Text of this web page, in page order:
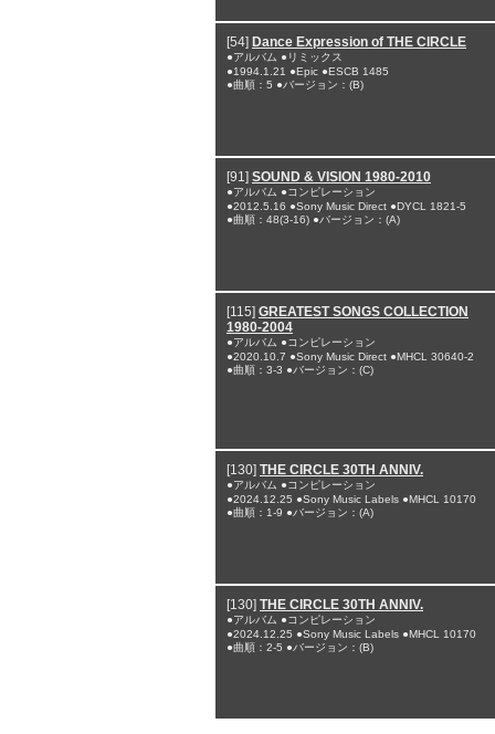
[54] Dance Expression of THE CIRCLE
●アルバム ●リミックス
●1994.1.21 ●Epic ●ESCB 1485
●曲順：5 ●バージョン：(B)
[91] SOUND & VISION 1980-2010
●アルバム ●コンピレーション
●2012.5.16 ●Sony Music Direct ●DYCL 1821-5
●曲順：48(3-16) ●バージョン：(A)
[115] GREATEST SONGS COLLECTION
1980-2004
●アルバム ●コンピレーション
●2020.10.7 ●Sony Music Direct ●MHCL 30640-2
●曲順：3-3 ●バージョン：(C)
[130] THE CIRCLE 30TH ANNIV.
●アルバム ●コンピレーション
●2024.12.25 ●Sony Music Labels ●MHCL 10170
●曲順：1-9 ●バージョン：(A)
[130] THE CIRCLE 30TH ANNIV.
●アルバム ●コンピレーション
●2024.12.25 ●Sony Music Labels ●MHCL 10170
●曲順：2-5 ●バージョン：(B)